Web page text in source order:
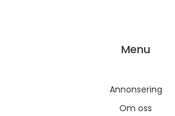
Menu
Annonsering
Om oss